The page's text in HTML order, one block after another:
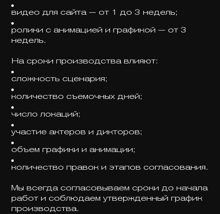
видео для сайта — от 1 до 3 недель;
ролики с анимацией и графикой — от 3
недель.
На сроки производства влияют:
сложность сценария;
количество съемочных дней;
число локаций;
участие актеров и дикторов;
объем графики и анимации;
количество правок и этапов согласования.
Мы всегда согласовываем сроки до начала
работ и соблюдаем утвержденный график
производства.